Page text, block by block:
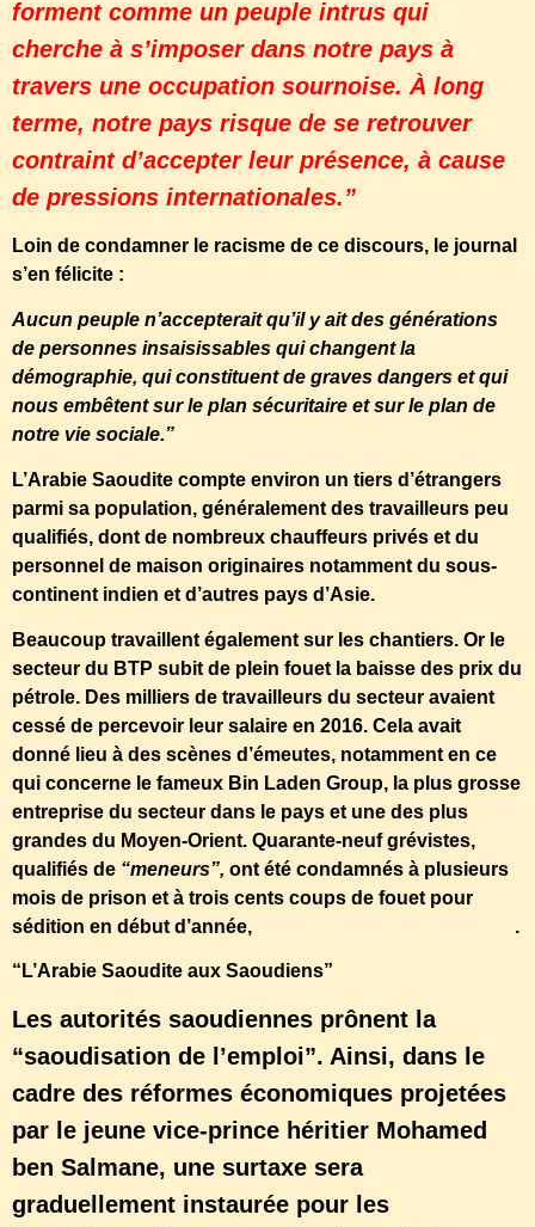
forment comme un peuple intrus qui
cherche à s’imposer dans notre pays à
travers une occupation sournoise. À long
terme, notre pays risque de se retrouver
contraint d’accepter leur présence, à cause
de pressions internationales.”
Loin de condamner le racisme de ce discours, le journal
s’en félicite :
Aucun peuple n’accepterait qu’il y ait des générations
de personnes insaisissables qui changent la
démographie, qui constituent de graves dangers et qui
nous embêtent sur le plan sécuritaire et sur le plan de
notre vie sociale.”
L’Arabie Saoudite compte environ un tiers d’étrangers
parmi sa population, généralement des travailleurs peu
qualifiés, dont de nombreux chauffeurs privés et du
personnel de maison originaires notamment du sous-
continent indien et d’autres pays d’Asie.
Beaucoup travaillent également sur les chantiers. Or le
secteur du BTP subit de plein fouet la baisse des prix du
pétrole. Des milliers de travailleurs du secteur avaient
cessé de percevoir leur salaire en 2016. Cela avait
donné lieu à des scènes d’émeutes, notamment en ce
qui concerne le fameux Bin Laden Group, la plus grosse
entreprise du secteur dans le pays et une des plus
grandes du Moyen-Orient. Quarante-neuf grévistes,
qualifiés de “meneurs”, ont été condamnés à plusieurs
mois de prison et à trois cents coups de fouet pour
sédition en début d’année,
.
“L’Arabie Saoudite aux Saoudiens”
Les autorités saoudiennes prônent la
“saoudisation de l’emploi”. Ainsi, dans le
cadre des réformes économiques projetées
par le jeune vice-prince héritier Mohamed
ben Salmane, une surtaxe sera
graduellement instaurée pour les